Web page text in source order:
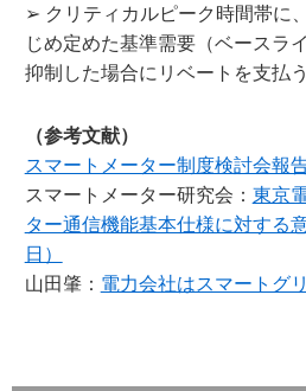
➢ クリティカルピーク時間帯に
じめ定めた基準需要（ベースラ
抑制した場合にリベートを支払う
（参考文献）
スマートメーター制度検討会報
スマートメーター研究会： 東京
ター通信機能基本仕様に対する
日）
山田肇： 電力会社はスマートグ